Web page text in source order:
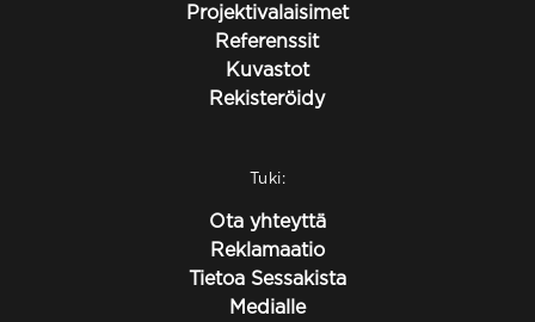
Projektivalaisimet
Referenssit
Kuvastot
Rekisteröidy
Tuki:
Ota yhteyttä
Reklamaatio
Tietoa Sessakista
Medialle